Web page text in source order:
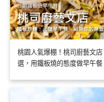
桃園人氣爆棚！桃司廚藝文
選，用鐵板燒的態度做早午餐